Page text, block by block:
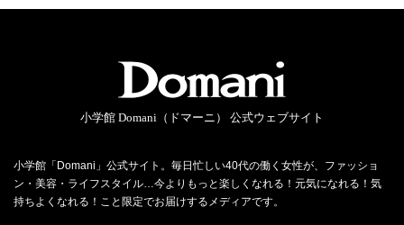
小学館 Domani（ドマーニ） 公式ウェブサイト
小学館「Domani」公式サイト。毎日忙しい40代の働く女性が、ファッショ
ン・美容・ライフスタイル…今よりもっと楽しくなれる！元気になれる！気
持ちよくなれる！こと限定でお届けするメディアです。